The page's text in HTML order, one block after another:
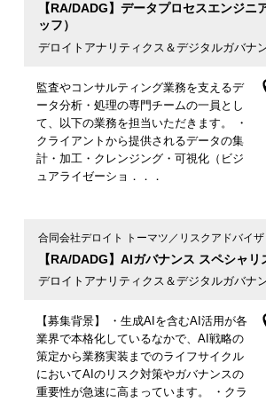
【RA/DADG】データプロセスエンジニ
ッフ）
デロイトアナリティクス＆デジタルガバナ
監査やコンサルティング業務を支えるデ
ータ分析・処理の専門チームの一員とし
て、以下の業務を担当いただきます。 ・
クライアントから提供されるデータの集
計・加工・クレンジング・可視化（ビジ
ュアライゼーショ．．．
【RA/DADG】AIガバナンス スペシャリ
デロイトアナリティクス＆デジタルガバナ
合同会社デロイト トーマツ／リスクアドバイザ
【募集背景】 ・生成AIを含むAI活用が各
業界で本格化しているなかで、AI戦略の
策定から業務実装までのライフサイクル
においてAIのリスク対策やガバナンスの
重要性が急速に高まっています。 ・クラ